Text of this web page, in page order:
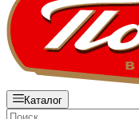
Каталог